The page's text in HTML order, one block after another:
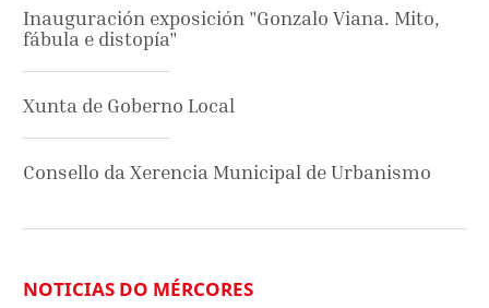
Inauguración exposición "Gonzalo Viana. Mito,
fábula e distopía"
Xunta de Goberno Local
Consello da Xerencia Municipal de Urbanismo
NOTICIAS DO MÉRCORES